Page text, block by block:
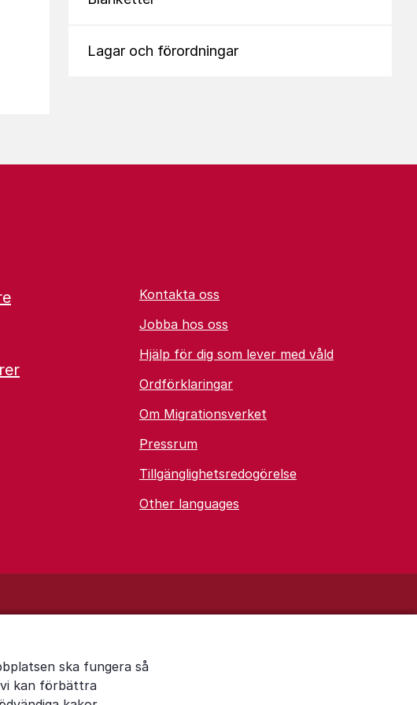
ska fungera så
kan förbättra
Lagar och förordningar
Kontakta oss
Jobba hos oss
Hjälp för dig som lever med våld
Ordförklaringar
Om Migrationsverket
Pressrum
Tillgänglighetsredogörelse
Other languages